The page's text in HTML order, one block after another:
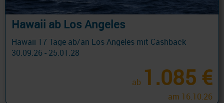
Hawaii ab Los Angeles
Hawaii 17 Tage ab/an Los Angeles mit Cashback
30.09.26 - 25.01.28
ab 1.085 €
am 16.10.26